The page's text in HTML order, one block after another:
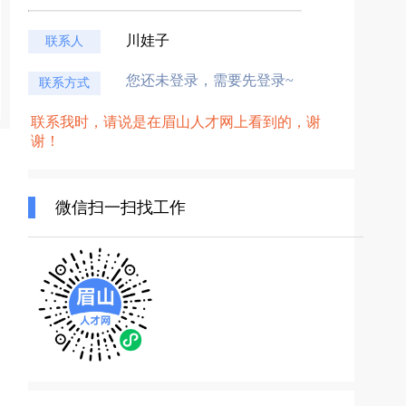
联系人 川娃子
联系方式 您还未登录，需要先登录~
联系我时，请说是在眉山人才网上看到的，谢
谢！
微信扫一扫找工作